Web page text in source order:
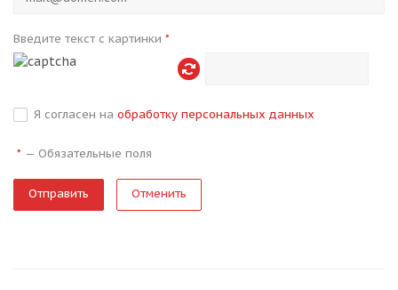
Введите текст с картинки *
Я согласен на обработку персональных данных
* — Обязательные поля
Отменить